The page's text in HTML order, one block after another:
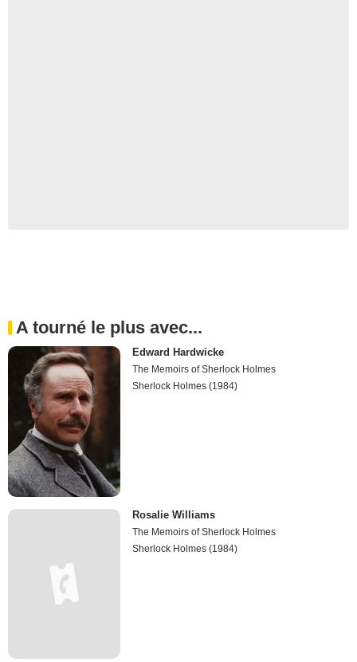
A tourné le plus avec...
Edward Hardwicke
The Memoirs of Sherlock Holmes
Sherlock Holmes (1984)
Rosalie Williams
The Memoirs of Sherlock Holmes
Sherlock Holmes (1984)